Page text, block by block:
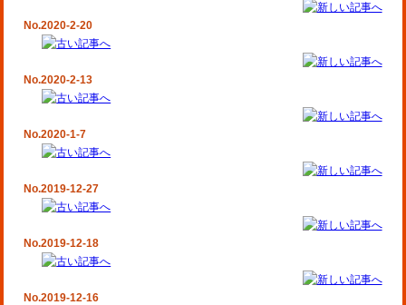
No.2020-2-20
No.2020-2-13
No.2020-1-7
No.2019-12-27
No.2019-12-18
No.2019-12-16